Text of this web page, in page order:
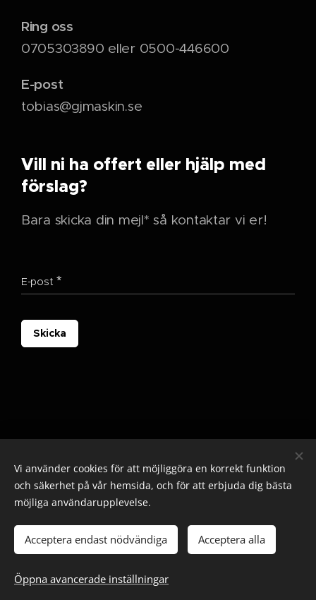
Lägg i kundvagnen
Ring oss
0705303890 eller 0500-446600
E-post
tobias@gjmaskin.se
Vill ni ha offert eller hjälp med
förslag?
Bara skicka din mejl* så kontaktar vi er!
E-post
Skicka
© 2025 Alla rättigheter reserverade
Cookies
Vi använder cookies för att möjliggöra en korrekt funktion
och säkerhet på vår hemsida, och för att erbjuda dig bästa
möjliga användarupplevelse.
Acceptera endast nödvändiga Acceptera alla
Öppna avancerade inställningar